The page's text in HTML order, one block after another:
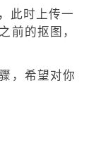
此时上传一
前的抠图，
，希望对你